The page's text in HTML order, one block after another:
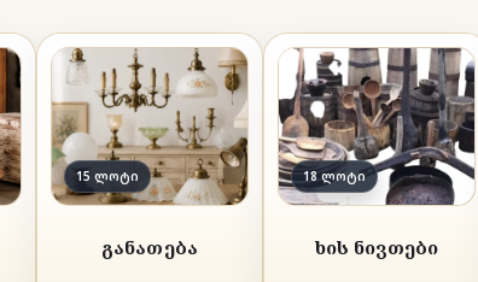
15 ლოტი
განათება
18 ლოტი
ხის ნივთები